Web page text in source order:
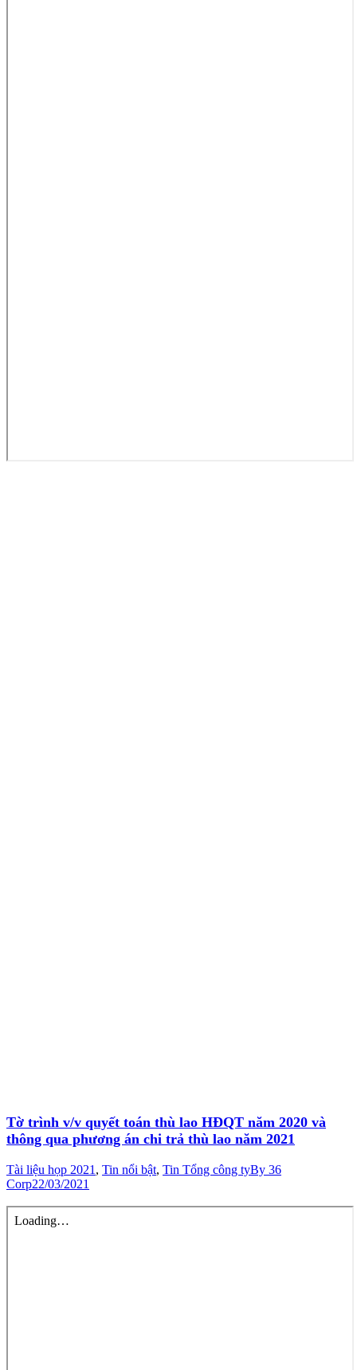
Tờ trình v/v quyết toán thù lao HĐQT năm 2020 và
thông qua phương án chi trả thù lao năm 2021
Tài liệu họp 2021 , Tin nổi bật, Tin Tổng công tyBy 36
Corp22/03/2021